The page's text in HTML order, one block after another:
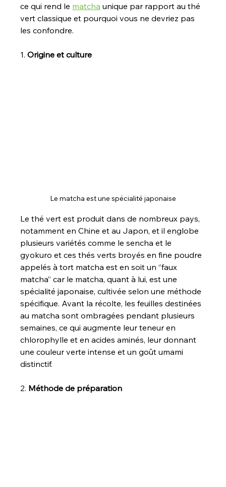
ce qui rend le matcha unique par rapport au thé
vert classique et pourquoi vous ne devriez pas
les confondre.
1. Origine et culture
Le matcha est une spécialité japonaise
Le thé vert est produit dans de nombreux pays,
notamment en Chine et au Japon, et il englobe
plusieurs variétés comme le sencha et le
gyokuro et ces thés verts broyés en fine poudre
appelés à tort matcha est en soit un ‘’faux
matcha’’ car le matcha, quant à lui, est une
spécialité japonaise, cultivée selon une méthode
spécifique. Avant la récolte, les feuilles destinées
au matcha sont ombragées pendant plusieurs
semaines, ce qui augmente leur teneur en
chlorophylle et en acides aminés, leur donnant
une couleur verte intense et un goût umami
distinctif.
2. Méthode de préparation